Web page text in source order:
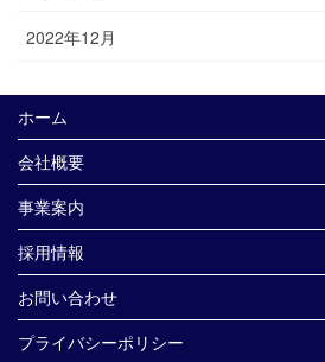
2022年12月
ホーム
会社概要
事業案内
採用情報
お問い合わせ
プライバシーポリシー